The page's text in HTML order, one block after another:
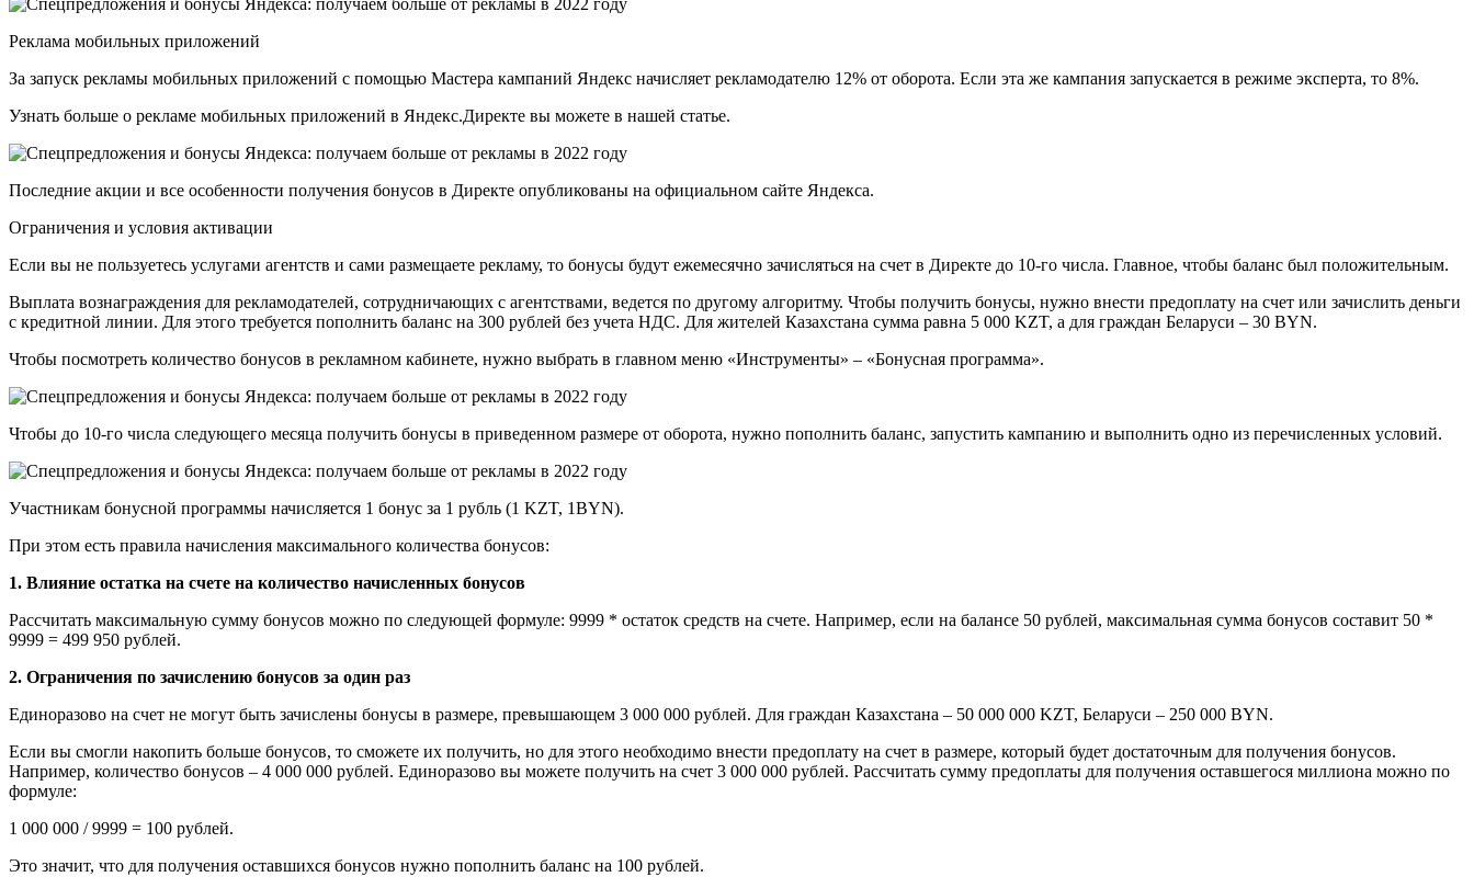
Реклама мобильных приложений
За запуск рекламы мобильных приложений с помощью Мастера кампаний Яндекс начисляет рекламодателю 12% от оборота. Если эта же кампания запускается в режиме эксперта, то 8%.
Узнать больше о рекламе мобильных приложений в Яндекс.Директе вы можете в нашей статье.
Последние акции и все особенности получения бонусов в Директе опубликованы на официальном сайте Яндекса.
Ограничения и условия активации
Если вы не пользуетесь услугами агентств и сами размещаете рекламу, то бонусы будут ежемесячно зачисляться на счет в Директе до 10-го числа. Главное, чтобы баланс был положительным.
Выплата вознаграждения для рекламодателей, сотрудничающих с агентствами, ведется по другому алгоритму. Чтобы получить бонусы, нужно внести предоплату на счет или зачислить деньги
с кредитной линии. Для этого требуется пополнить баланс на 300 рублей без учета НДС. Для жителей Казахстана сумма равна 5 000 KZT, а для граждан Беларуси – 30 BYN.
Чтобы посмотреть количество бонусов в рекламном кабинете, нужно выбрать в главном меню «Инструменты» – «Бонусная программа».
Чтобы до 10-го числа следующего месяца получить бонусы в приведенном размере от оборота, нужно пополнить баланс, запустить кампанию и выполнить одно из перечисленных условий.
Участникам бонусной программы начисляется 1 бонус за 1 рубль (1 KZT, 1BYN).
При этом есть правила начисления максимального количества бонусов:
1. Влияние остатка на счете на количество начисленных бонусов
Рассчитать максимальную сумму бонусов можно по следующей формуле: 9999 * остаток средств на счете. Например, если на балансе 50 рублей, максимальная сумма бонусов составит 50 *
9999 = 499 950 рублей.
2. Ограничения по зачислению бонусов за один раз
Единоразово на счет не могут быть зачислены бонусы в размере, превышающем 3 000 000 рублей. Для граждан Казахстана – 50 000 000 KZT, Беларуси – 250 000 BYN.
Если вы смогли накопить больше бонусов, то сможете их получить, но для этого необходимо внести предоплату на счет в размере, который будет достаточным для получения бонусов.
Например, количество бонусов – 4 000 000 рублей. Единоразово вы можете получить на счет 3 000 000 рублей. Рассчитать сумму предоплаты для получения оставшегося миллиона можно по
формуле:
1 000 000 / 9999 = 100 рублей.
Это значит, что для получения оставшихся бонусов нужно пополнить баланс на 100 рублей.